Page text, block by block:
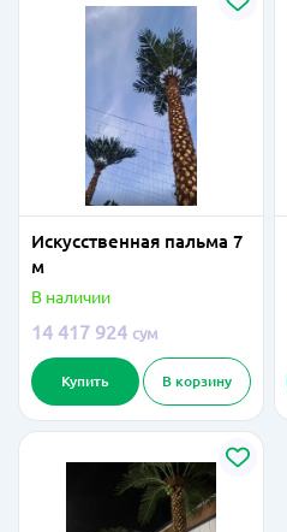
Искусственная пальма 7
м
В наличии
14 417 924 сум
Купить В корзину